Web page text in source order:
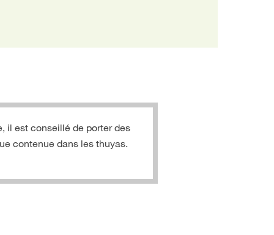
il est conseillé de porter des
contenue dans les thuyas.